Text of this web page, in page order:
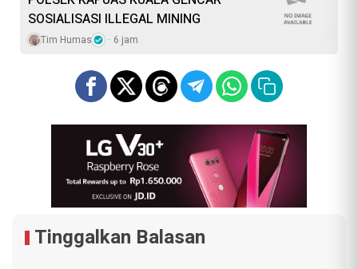
SOSIALISASI ILLEGAL MINING
Tim Humas 6 jam
Tinggalkan Balasan